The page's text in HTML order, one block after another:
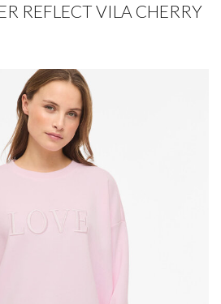
REFLECT VILA CHERRY